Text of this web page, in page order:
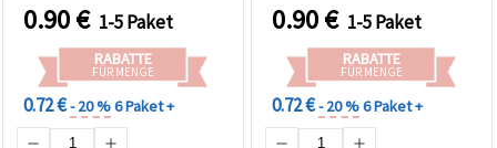
0.90€ 1-5 Paket
RABATTE
FÜR MENGE
0.72 €- 20 %6 Paket +
0.90€ 1-5 Paket
RABATTE
FÜR MENGE
0.72 €- 20 %6 Paket +